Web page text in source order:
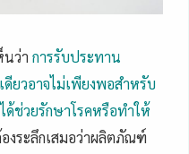
นว่า การรับประทาน
ยวอาจไม่เพียงพอสำหรับ
ด้ช่วยรักษาโรคหรือทำให้
งระลึกเสมอว่าผลิตภัณฑ์